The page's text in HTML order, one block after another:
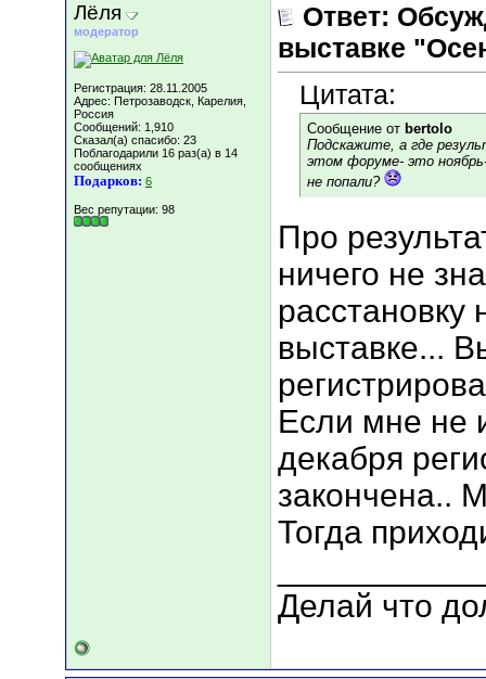
Лёля
модератор
Регистрация: 28.11.2005
Адрес: Петрозаводск, Карелия,
Россия
Сообщений: 1,910
Сказал(а) спасибо: 23
Поблагодарили 16 раз(а) в 14
сообщениях
Подарков: 6
Вес репутации: 98
Ответ:
выставке
Цитата:
Сообщение от bertolo
Подскажите, а где
этом форуме- это
не попали?
Про
ничего не
выставке...
Если мне не
декабря
закончена..
Тогда
Делай что